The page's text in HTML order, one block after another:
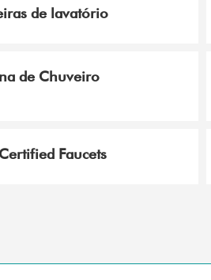
de lavatório
de Chuveiro
Faucets